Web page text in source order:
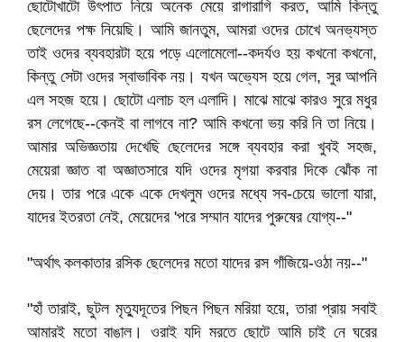
ছোটোখাটো উৎপাত নিয়ে অনেক মেয়ে রাগারাগি করত, আমি কিন্তু
ছেলেদের পক্ষ নিয়েছি। আমি জানতুম, আমরা ওদের চোখে অনভ্যস্ত
তাই ওদের ব্যবহারটা হয়ে পড়ে এলোমেলো--কদর্যও হয় কখনো কখনো,
কিন্তু সেটা ওদের স্বাভাবিক নয়। যখন অভ্যেস হয়ে গেল, সুর আপনি
এল সহজ হয়ে। ছোটো এলাচ হল এলাদি। মাঝে মাঝে কারও সুরে মধুর
রস লেগেছে--কেনই বা লাগবে না? আমি কখনো ভয় করি নি তা নিয়ে।
আমার অভিজ্ঞতায় দেখেছি ছেলেদের সঙ্গে ব্যবহার করা খুবই সহজ,
মেয়েরা জ্ঞাত বা অজ্ঞাতসারে যদি ওদের মৃগয়া করবার দিকে ঝোঁক না
দেয়। তার পরে একে একে দেখলুম ওদের মধ্যে সব-চেয়ে ভালো যারা,
যাদের ইতরতা নেই, মেয়েদের 'পরে সম্মান যাদের পুরুষের যোগ্য--"
"অর্থাৎ কলকাতার রসিক ছেলেদের মতো যাদের রস গাঁজিয়ে-ওঠা নয়--"
"হাঁ তারাই, ছুটল মৃত্যুদূতের পিছন পিছন মরিয়া হয়ে, তারা প্রায় সবাই
আমারই মতো বাঙাল। ওরাই যদি মরতে ছোটে আমি চাই নে ঘরের